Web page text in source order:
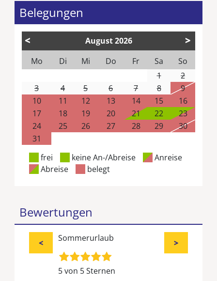
Belegungen
< August2026
Mo
Di Mi Do Fr Sa
So
1
2
3
4 5 6 7 8
9
10
11 12 13 14 15
16
17
18 19 20 21 22
23
24
25 26 27 28 29
30
31
frei
keine An-/Abreise
Anreise
Abreise
belegt
>
Bewertungen
< Sommerurlaub
5 von 5 Sternen
>